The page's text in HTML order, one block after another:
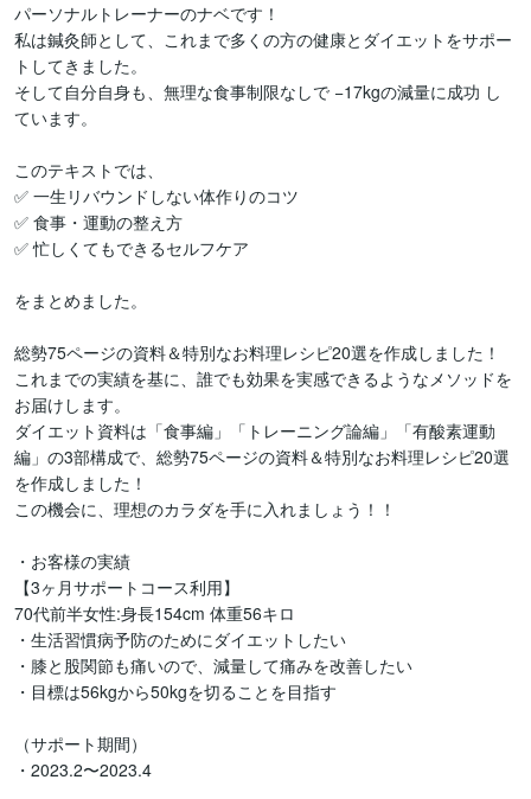
パーソナルトレーナーのナベです！
私は鍼灸師として、これまで多くの方の健康とダイエットをサポー
トしてきました。
そして自分自身も、無理な食事制限なしで −17kgの減量に成功 し
ています。
このテキストでは、
✅ 一生リバウンドしない体作りのコツ
✅ 食事・運動の整え方
✅ 忙しくてもできるセルフケア
をまとめました。
総勢75ページの資料＆特別なお料理レシピ20選を作成しました！
これまでの実績を基に、誰でも効果を実感できるようなメソッドを
お届けします。
ダイエット資料は「食事編」「トレーニング論編」「有酸素運動
編」の3部構成で、総勢75ページの資料＆特別なお料理レシピ20選
を作成しました！
この機会に、理想のカラダを手に入れましょう！！
・お客様の実績
【3ヶ月サポートコース利用】
70代前半女性:身長154cm 体重56キロ
・生活習慣病予防のためにダイエットしたい
・膝と股関節も痛いので、減量して痛みを改善したい
・目標は56kgから50kgを切ることを目指す
（サポート期間）
・2023.2〜2023.4